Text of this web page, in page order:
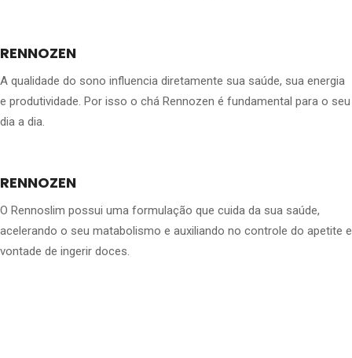
RENNOZEN
A qualidade do sono influencia diretamente sua saúde, sua energia
e produtividade. Por isso o chá Rennozen é fundamental para o seu
dia a dia.
RENNOZEN
O Rennoslim possui uma formulação que cuida da sua saúde,
acelerando o seu matabolismo e auxiliando no controle do apetite e
vontade de ingerir doces.